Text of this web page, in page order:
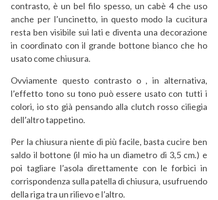
contrasto, è un bel filo spesso, un cabè 4 che uso
anche per l’uncinetto, in questo modo la cucitura
resta ben visibile sui lati e diventa una decorazione
in coordinato con il grande bottone bianco che ho
usato come chiusura.
Ovviamente questo contrasto o , in alternativa,
l’effetto tono su tono può essere usato con tutti i
colori, io sto già pensando alla clutch rosso ciliegia
dell’altro tappetino.
Per la chiusura niente di più facile, basta cucire ben
saldo il bottone (il mio ha un diametro di 3,5 cm.) e
poi tagliare l’asola direttamente con le forbici in
corrispondenza sulla patella di chiusura, usufruendo
della riga tra un rilievo e l’altro.